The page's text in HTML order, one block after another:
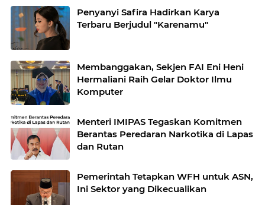
Penyanyi Safira Hadirkan Karya
Terbaru Berjudul "Karenamu"
Membanggakan, Sekjen FAI Eni Heni
Hermaliani Raih Gelar Doktor Ilmu
Komputer
Menteri IMIPAS Tegaskan Komitmen
Berantas Peredaran Narkotika di Lapas
dan Rutan
Pemerintah Tetapkan WFH untuk ASN,
Ini Sektor yang Dikecualikan